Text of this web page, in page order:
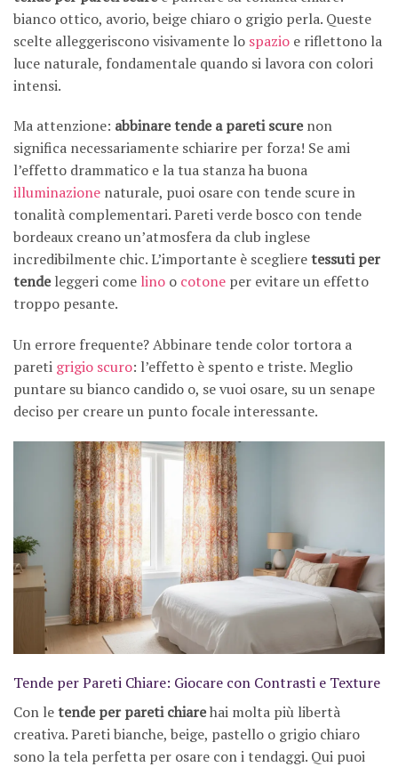
bianco ottico, avorio, beige chiaro o grigio perla. Queste
scelte alleggeriscono visivamente lo spazio e riflettono la
luce naturale, fondamentale quando si lavora con colori
intensi.
Ma attenzione: abbinare tende a pareti scurenon
significa necessariamente schiarire per forza! Se ami
l’effetto drammatico e la tua stanza ha buona
illuminazione naturale, puoi osare con tende scure in
tonalità complementari. Pareti verde bosco con tende
bordeaux creano un’atmosfera da club inglese
incredibilmente chic. L’importante è sceglieretessuti per
tendeleggeri come lino o cotone per evitare un effetto
troppo pesante.
Un errore frequente? Abbinare tende color tortora a
pareti grigio scuro: l’effetto è spento e triste. Meglio
puntare su bianco candido o, se vuoi osare, su un senape
deciso per creare un punto focale interessante.
Tende per Pareti Chiare: Giocare con Contrasti e Texture
Con letende per pareti chiarehai molta più libertà
creativa. Pareti bianche, beige, pastello o grigio chiaro
sono la tela perfetta per osare con i tendaggi. Qui puoi